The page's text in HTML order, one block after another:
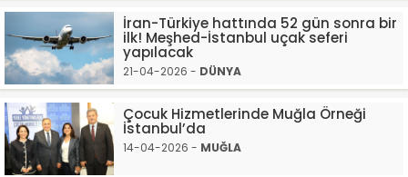
İran-Türkiye hattında 52 gün sonra bir
ilk! Meşhed-İstanbul uçak seferi
yapılacak
21-04-2026 - DÜNYA
Çocuk Hizmetlerinde Muğla Örneği
İstanbul’da
14-04-2026 - MUĞLA